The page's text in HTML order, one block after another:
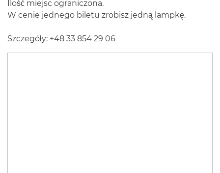
Ilość miejsc ograniczona.
W cenie jednego biletu zrobisz jedną lampkę.
Szczegóły: +48 33 854 29 06